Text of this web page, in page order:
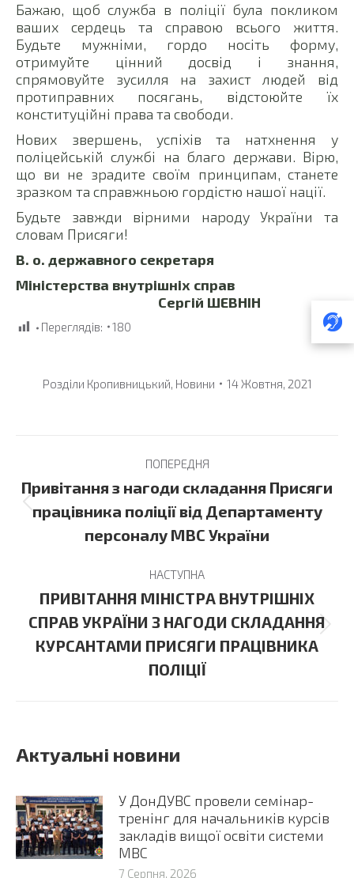
Бажаю, щоб служба в поліції була покликом
ваших сердець та справою всього життя.
Будьте мужніми, гордо носіть форму,
отримуйте цінний досвід і знання,
спрямовуйте зусилля на захист людей від
протиправних посягань, відстоюйте їх
конституційні права та свободи.
Нових звершень, успіхів та натхнення у
поліцейській службі на благо держави. Вірю,
що ви не зрадите своїм принципам, станете
зразком та справжньою гордістю нашої нації.
Будьте завжди вірними народу України та
словам Присяги!
В. о. державного секретаря
Міністерства внутрішніх справ
Сергій ШЕВНІН
Переглядів: 180
Розділи Кропивницький, Новини 14 Жовтня, 2021
navigation
ПОПЕРЕДНЯ
Previous
post:
Привітання з нагоди складання Присяги
працівника поліції від Департаменту
персоналу МВС України
НАСТУПНА
Next
post:
ПРИВІТАННЯ МІНІСТРА ВНУТРІШНІХ
СПРАВ УКРАЇНИ З НАГОДИ СКЛАДАННЯ
КУРСАНТАМИ ПРИСЯГИ ПРАЦІВНИКА
ПОЛІЦІЇ
Актуальні новини
У ДонДУВС провели семінар-
тренінг для начальників курсів
закладів вищої освіти системи
МВС
7 Серпня, 2026